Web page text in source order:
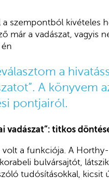
a szempontból kivételes
már a vadászat, vagyis
a
A könyvem
pontjairól.
vadászat”: titkos
a funkciója. A
bulvársajtót,
tudósításokkal, kicsit